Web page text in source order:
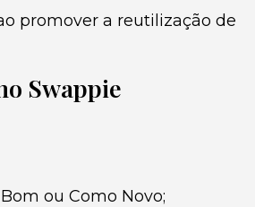
promover a reutilização de
Swappie
ou Como Novo;